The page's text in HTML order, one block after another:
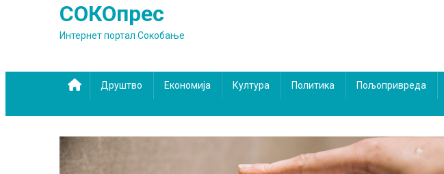
СОКОпрес
Интернет портал Сокобање
Друштво Економија Култура Политика Пољопривреда